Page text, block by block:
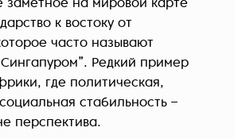
заметное на мировой карте
к востоку от
часто называют
Редкий пример
где политическая,
стабильность –
перспектива.